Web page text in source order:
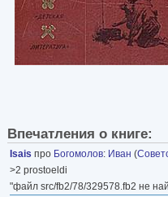
Впечатления о книге:
Isais про Богомолов: Иван (
>2 prostoeldi
"файл src/fb2/78/329578.fb2 не